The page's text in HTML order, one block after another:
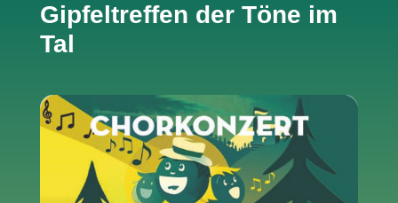
Gipfeltreffen der Töne im
Tal